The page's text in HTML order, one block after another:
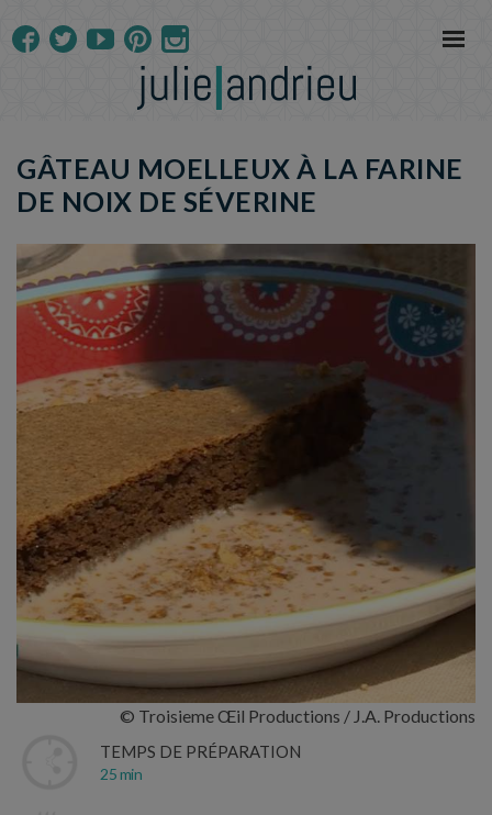
GÂTEAU MOELLEUX À LA FARINE
DE NOIX DE SÉVERINE
© Troisieme Œil Productions / J.A. Productions
TEMPS DE PRÉPARATION
25 min